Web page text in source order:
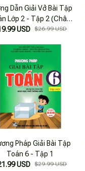
Dẫn Giải Vở Bài Tập
Lớp 2 - Tập 2 (Chân
Trời Sáng Tạo)
USD $26.99 USD
Pháp Giải Bài Tập
Toán 6 - Tập 1
USD
$29.99 USD